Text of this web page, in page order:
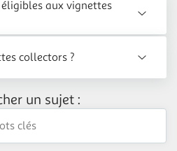
aux vignettes
collectors ?
un sujet :